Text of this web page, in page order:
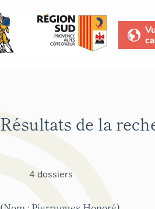
Résultats de la
4 dossiers